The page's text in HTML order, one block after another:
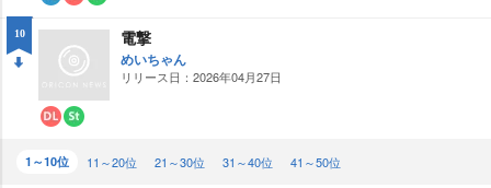
ウ
ロ
ー
ド
ト
ー
ミ
グ
10
ン リ
電撃
めいちゃん
リリース日：2026年04月27日
1～10位 11～20位 21～30位 31～40位 41～50位